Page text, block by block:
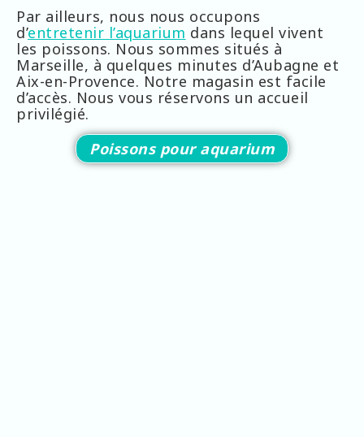
Par ailleurs, nous nous occupons
d’entretenir l’aquarium dans lequel vivent
les poissons. Nous sommes situés à
Marseille, à quelques minutes d’Aubagne et
Aix-en-Provence. Notre magasin est facile
d’accès. Nous vous réservons un accueil
privilégié.
Poissons pour aquarium